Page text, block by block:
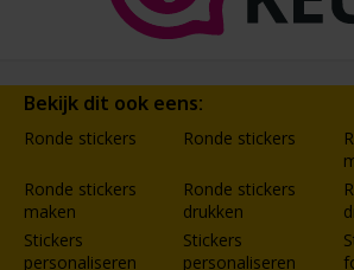
Bekijk dit ook eens:
Ronde stickers Ronde stickers
Ronde stickers
maken
Ronde stickers
drukken
Stickers
personaliseren
Stickers
personaliseren